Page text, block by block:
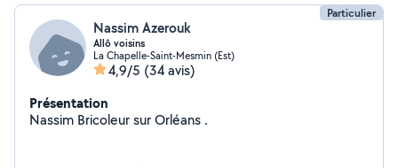
Particulier
Nassim Azerouk
Allô voisins
La Chapelle-Saint-Mesmin (Est)
4,9/5 (34 avis)
Présentation
Nassim Bricoleur sur Orléans .